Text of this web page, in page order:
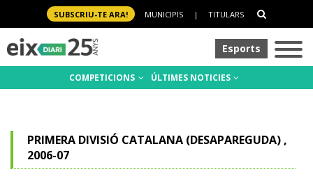
SUBSCRIU-TE ARA! MUNICIPIS | TITULARS
Esports
COMPETICIONS ÚLTIMES NOTICIES
PRIMERA DIVISIÓ CATALANA (DESAPAREGUDA) ,
2006-07